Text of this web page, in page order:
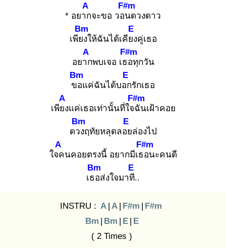
* อยาก
A
จะขอ วอน
F#m
ดวงดาว
เพียง
Bm
ให้ฉันได้เคียง
E
คู่เธอ
อยาก
A
พบเจอ เธอ
F#m
ทุกวัน
ขอ
Bm
แค่ฉันได้บอก
E
รักเธอ
เพียง
A
แค่เธอเท่านั้นที่ใจฉั
F#m
นเฝ้าคอย
ดวง
Bm
ฤทัยหลุดลอย
E
ล่องไป
ใจค
A
นคอยตรงนี้ อยากมีเธอ
F#m
นะคนดี
เธอ
Bm
ส่งใจมาที.
E
.
INSTRU : A | A | F#m | F#m
Bm | Bm | E | E
( 2 Times )